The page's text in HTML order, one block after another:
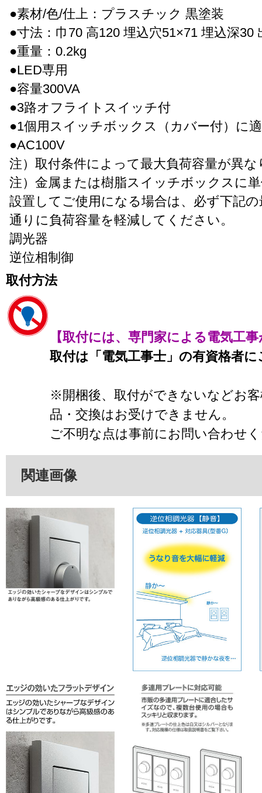
●素材/色/仕上：プラスチック 黒塗装
●寸法：巾70 高120 埋込穴51×71 埋込深30
●重量：0.2kg
●LED専用
●容量300VA
●3路オフライトスイッチ付
●1個用スイッチボックス（カバー付）に
●AC100V
注）取付条件によって最大負荷容量が異な
注）金属または樹脂スイッチボックスに
設置してご使用になる場合は、必ず下記
通りに負荷容量を軽減してください。
調光器
逆位相制御
取付方法
【取付には、専門家による電気工
取付は「電気工事士」の有資格者
※開梱後、取付ができないなどお
品・交換はお受けできません。
ご不明な点は事前にお問い合わせ
関連画像